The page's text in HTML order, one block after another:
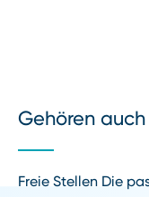
Gehören
Freie Stellen Die